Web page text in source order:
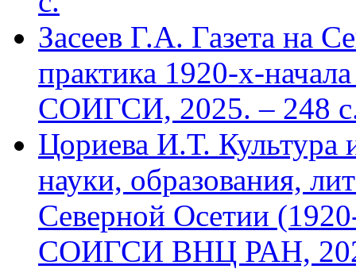
Засеев Г.А. Газета на
практика 1920-х-
СОИГСИ, 2025. – 248
Цориева И.Т. Культура
науки, образования,
Северной Осетии
СОИГСИ ВНЦ РАН,